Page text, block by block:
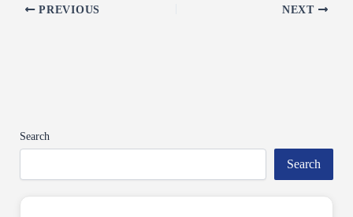
PREVIOUS NEXT
Search
Search